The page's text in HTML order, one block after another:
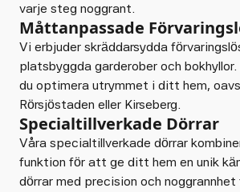
varje steg noggrant.
Måttanpassade
Vi erbjuder skräddarsydda
platsbyggda garderober och
du optimera utrymmet i ditt hem,
Rörsjöstaden eller Kirseberg.
Specialtillverkade Dörrar
Våra specialtillverkade dörrar
funktion för att ge ditt hem en unik
dörrar med precision och